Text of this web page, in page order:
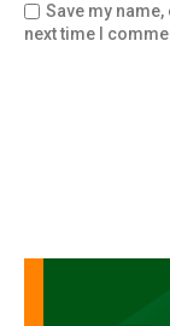
Save my
next time I